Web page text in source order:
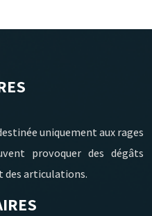
uniquement aux rages
provoquer des dégâts
des articulations.